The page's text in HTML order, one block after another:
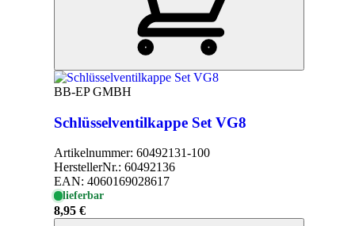
BB-EP GMBH
Schlüsselventilkappe Set VG8
Artikelnummer: 60492131-100
HerstellerNr.: 60492136
EAN: 4060169028617
lieferbar
8,95 €